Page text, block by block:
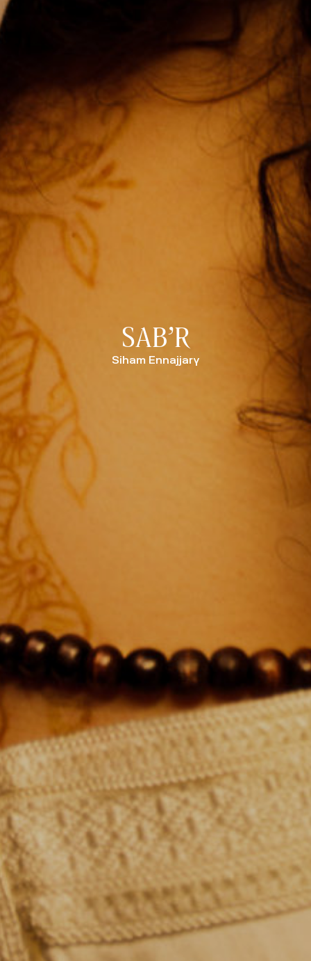
SAB’R
Siham Ennajjary